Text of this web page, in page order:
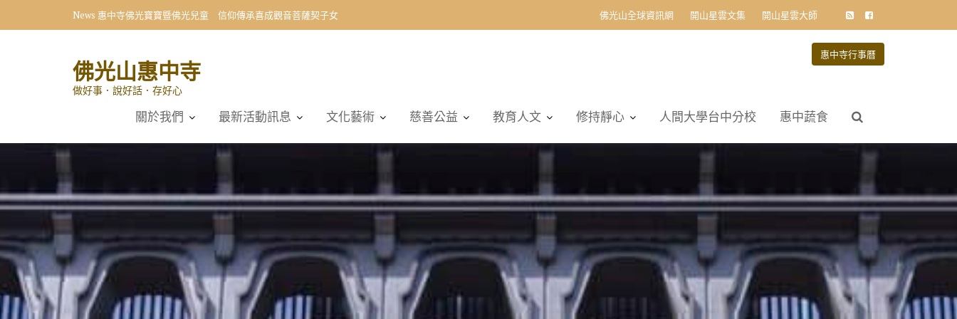
News 惠中寺佛光寶寶暨佛光兒童 信仰傳承喜成觀音菩薩契子女 佛光山全球資訊網 開山星雲文集 開山星雲大師
佛光山惠中寺
做好事．說好話．存好心
惠中寺行事曆
關於我們 最新活動訊息 文化藝術 慈善公益 教育人文 修持靜心 人間大學台中分校 惠中蔬食